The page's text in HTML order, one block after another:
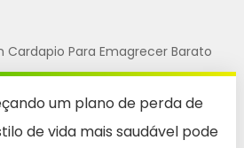
Cardapio Para Emagrecer Barato
um plano de perda de
de vida mais saudável pode